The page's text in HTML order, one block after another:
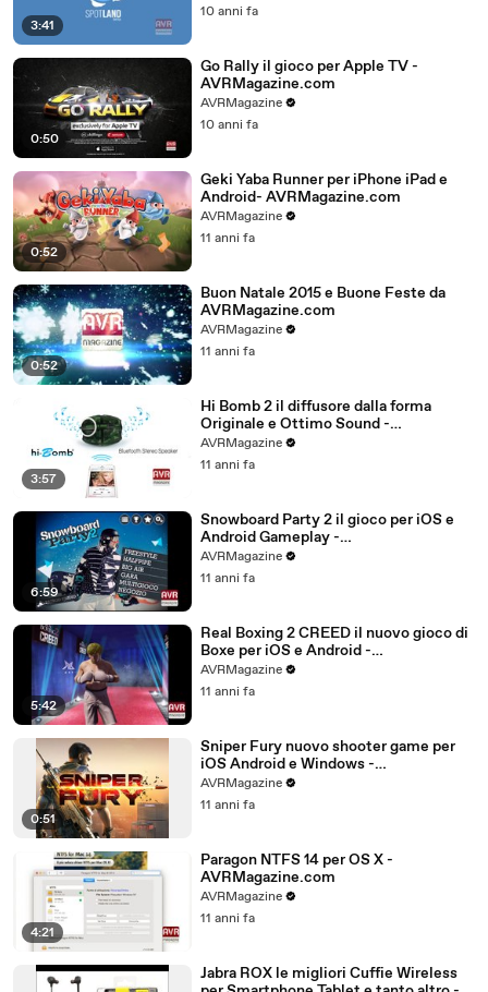
3:41
10 anni fa
0:50
Go Rally il gioco per Apple TV -
AVRMagazine.com
AVRMagazine
10 anni fa
0:52
Geki Yaba Runner per iPhone iPad e
Android- AVRMagazine.com
AVRMagazine
11 anni fa
0:52
Buon Natale 2015 e Buone Feste da
AVRMagazine.com
AVRMagazine
11 anni fa
3:57
Hi Bomb 2 il diffusore dalla forma
Originale e Ottimo Sound -
AVRMagazine.com
AVRMagazine
11 anni fa
6:59
Snowboard Party 2 il gioco per iOS e
Android Gameplay -
AVRMagazine.com (720p)
AVRMagazine
11 anni fa
5:42
Real Boxing 2 CREED il nuovo gioco di
Boxe per iOS e Android -
AVRMagazine.com
AVRMagazine
11 anni fa
0:51
Sniper Fury nuovo shooter game per
iOS Android e Windows -
AVRMagazine.com
AVRMagazine
11 anni fa
4:21
Paragon NTFS 14 per OS X -
AVRMagazine.com
AVRMagazine
11 anni fa
Jabra ROX le migliori Cuffie Wireless